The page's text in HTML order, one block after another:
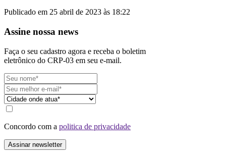
Publicado em 25 abril de 2023 às 18:22
Assine nossa news
Faça o seu cadastro agora e receba o boletim
eletrônico do CRP-03 em seu e-mail.
Concordo com a politica de privacidade